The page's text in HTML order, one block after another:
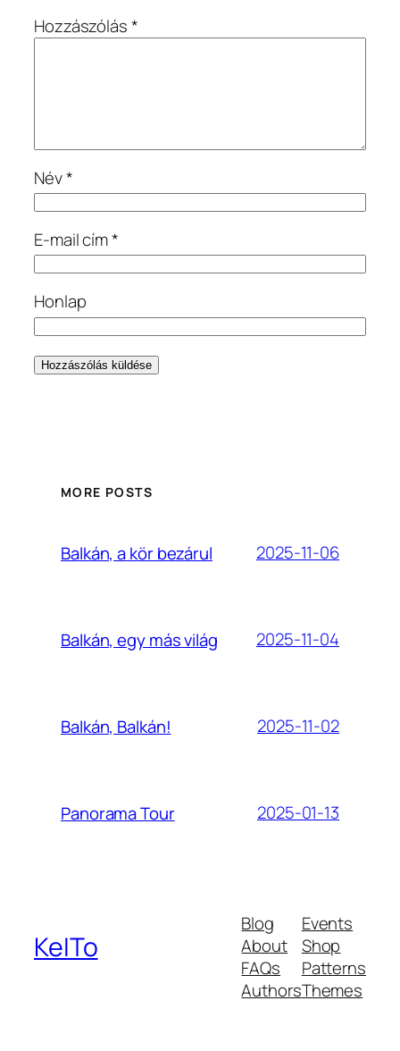
Hozzászólás*
Név*
E-mail cím*
Honlap
MORE POSTS
Balkán, a kör bezárul 2025-11-06
Balkán, egy más világ 2025-11-04
Balkán, Balkán! 2025-11-02
Panorama Tour 2025-01-13
KeITo
Blog
About
FAQs
Authors
Events
Shop
Patterns
Themes